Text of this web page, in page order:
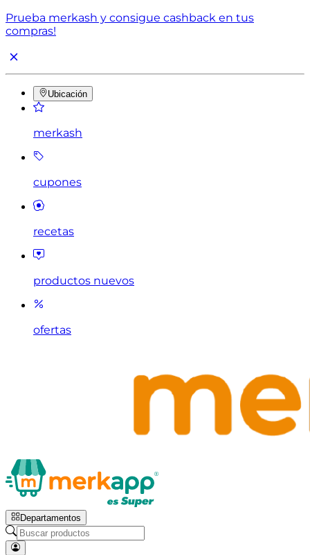
Prueba merkash y consigue cashback en tus
compras!
Ubicación
merkash
cupones
recetas
productos nuevos
ofertas
Departamentos